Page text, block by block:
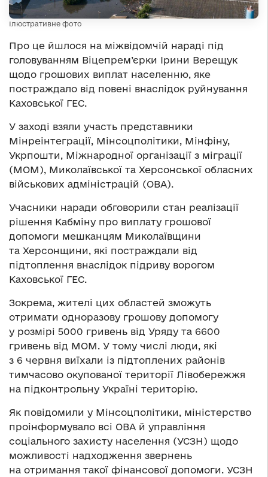
Ілюстративне фото
Про це йшлося на міжвідомчій нараді під
головуванням Віцепрем’єрки Ірини Верещук
щодо грошових виплат населенню, яке
постраждало від повені внаслідок руйнування
Каховської ГЕС.
У заході взяли участь представники
Мінреінтеграції, Мінсоцполітики, Мінфіну,
Укрпошти, Міжнародної організації з міграції
(МОМ), Миколаївської та Херсонської обласних
військових адміністрацій (ОВА).
Учасники наради обговорили стан реалізації
рішення Кабміну про виплату грошової
допомоги мешканцям Миколаївщини
та Херсонщини, які постраждали від
підтоплення внаслідок підриву ворогом
Каховської ГЕС.
Зокрема, жителі цих областей зможуть
отримати одноразову грошову допомогу
у розмірі 5000 гривень від Уряду та 6600
гривень від МОМ. У тому числі люди, які
з 6 червня виїхали із підтоплених районів
тимчасово окупованої території Лівобережжя
на підконтрольну Україні територію.
Як повідомили у Мінсоцполітики, міністерство
проінформувало всі ОВА й управління
соціального захисту населення (УСЗН) щодо
можливості надходження звернень
на отримання такої фінансової допомоги. УСЗН